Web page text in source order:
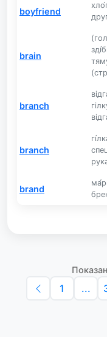
boyfriend
brain
branch
branch
brand
1 ...